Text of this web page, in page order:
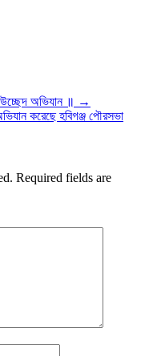
উচ্ছেদ অভিযান ॥ →
করেছে হবিগঞ্জ পৌরসভা
Required fields are